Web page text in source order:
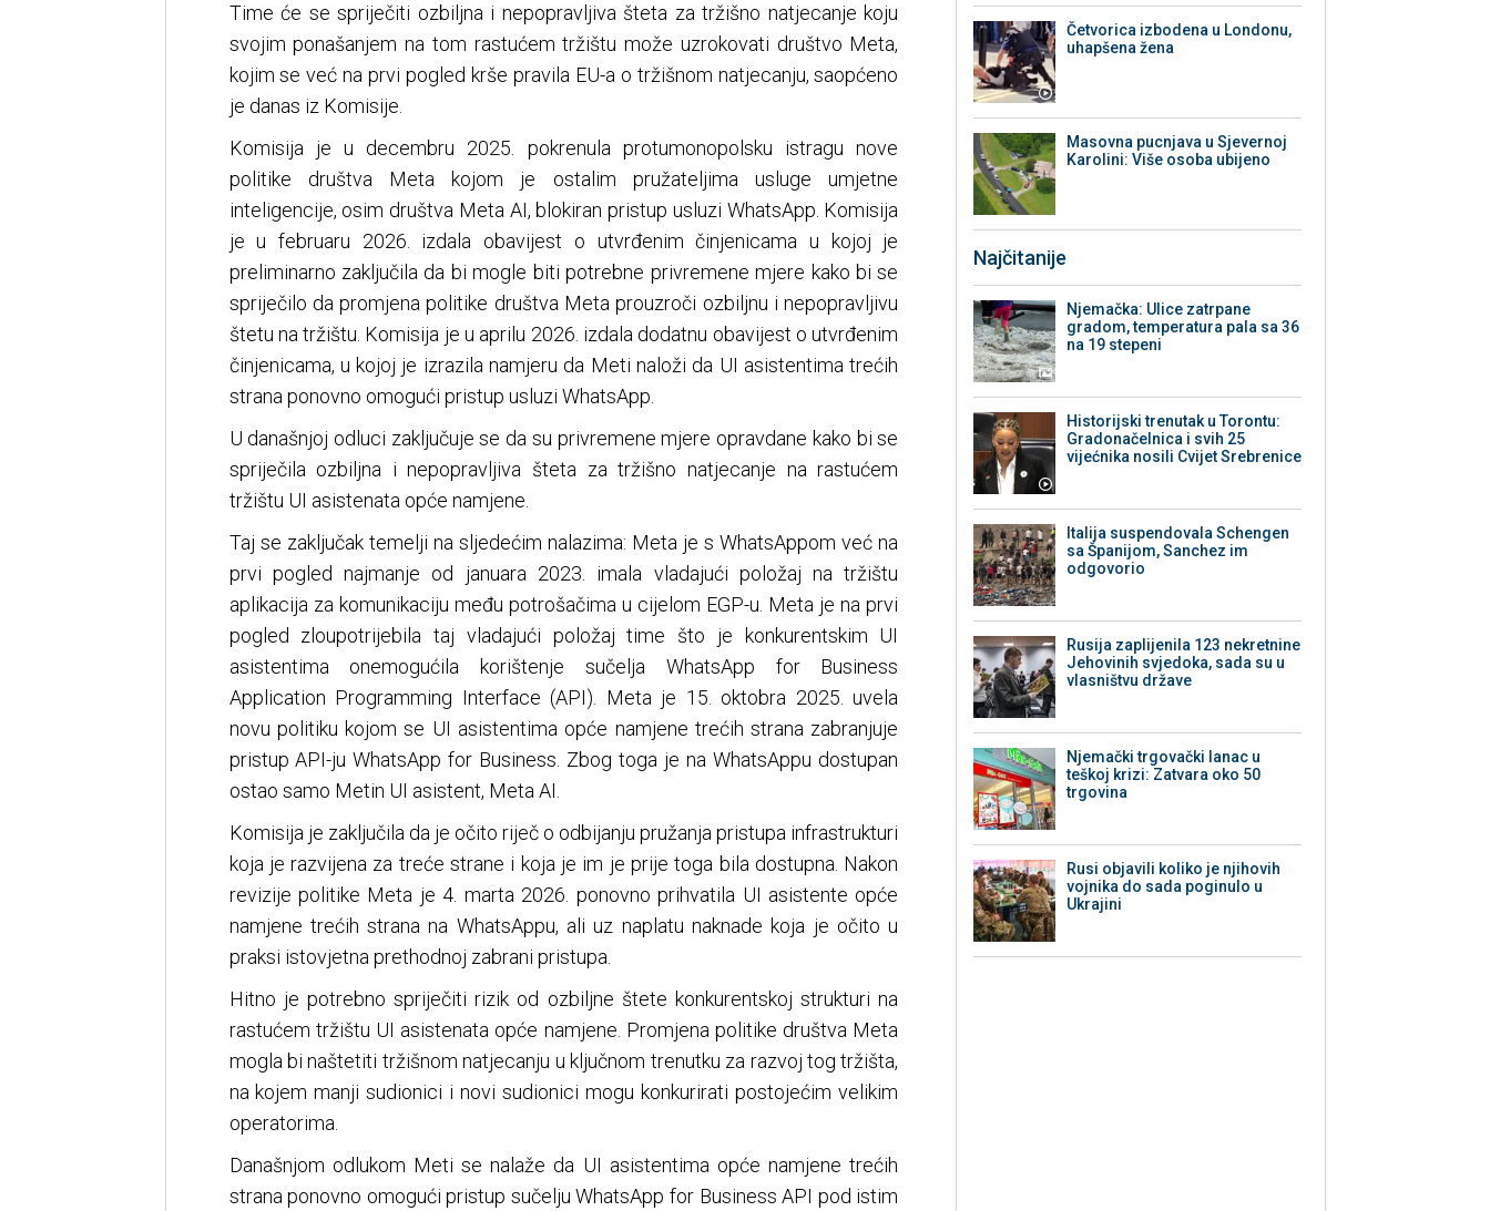
Time će se spriječiti ozbiljna i nepopravljiva šteta za tržišno natjecanje koju
svojim ponašanjem na tom rastućem tržištu može uzrokovati društvo Meta,
kojim se već na prvi pogled krše pravila EU-a o tržišnom natjecanju, saopćeno
je danas iz Komisije.
Komisija je u decembru 2025. pokrenula protumonopolsku istragu nove
politike društva Meta kojom je ostalim pružateljima usluge umjetne
inteligencije, osim društva Meta AI, blokiran pristup usluzi WhatsApp. Komisija
je u februaru 2026. izdala obavijest o utvrđenim činjenicama u kojoj je
preliminarno zaključila da bi mogle biti potrebne privremene mjere kako bi se
spriječilo da promjena politike društva Meta prouzroči ozbiljnu i nepopravljivu
štetu na tržištu. Komisija je u aprilu 2026. izdala dodatnu obavijest o utvrđenim
činjenicama, u kojoj je izrazila namjeru da Meti naloži da UI asistentima trećih
strana ponovno omogući pristup usluzi WhatsApp.
U današnjoj odluci zaključuje se da su privremene mjere opravdane kako bi se
spriječila ozbiljna i nepopravljiva šteta za tržišno natjecanje na rastućem
tržištu UI asistenata opće namjene.
Taj se zaključak temelji na sljedećim nalazima: Meta je s WhatsAppom već na
prvi pogled najmanje od januara 2023. imala vladajući položaj na tržištu
aplikacija za komunikaciju među potrošačima u cijelom EGP-u. Meta je na prvi
pogled zloupotrijebila taj vladajući položaj time što je konkurentskim UI
asistentima onemogućila korištenje sučelja WhatsApp for Business
Application Programming Interface (API). Meta je 15. oktobra 2025. uvela
novu politiku kojom se UI asistentima opće namjene trećih strana zabranjuje
pristup API-ju WhatsApp for Business. Zbog toga je na WhatsAppu dostupan
ostao samo Metin UI asistent, Meta AI.
Komisija je zaključila da je očito riječ o odbijanju pružanja pristupa infrastrukturi
koja je razvijena za treće strane i koja je im je prije toga bila dostupna. Nakon
revizije politike Meta je 4. marta 2026. ponovno prihvatila UI asistente opće
namjene trećih strana na WhatsAppu, ali uz naplatu naknade koja je očito u
praksi istovjetna prethodnoj zabrani pristupa.
Hitno je potrebno spriječiti rizik od ozbiljne štete konkurentskoj strukturi na
rastućem tržištu UI asistenata opće namjene. Promjena politike društva Meta
mogla bi naštetiti tržišnom natjecanju u ključnom trenutku za razvoj tog tržišta,
na kojem manji sudionici i novi sudionici mogu konkurirati postojećim velikim
operatorima.
Današnjom odlukom Meti se nalaže da UI asistentima opće namjene trećih
strana ponovno omogući pristup sučelju WhatsApp for Business API pod istim
Četvorica izbodena u Londonu,
uhapšena žena
Masovna pucnjava u Sjevernoj
Karolini: Više osoba ubijeno
Najčitanije
Njemačka: Ulice zatrpane
gradom, temperatura pala sa 36
na 19 stepeni
Historijski trenutak u Torontu:
Gradonačelnica i svih 25
vijećnika nosili Cvijet Srebrenice
Italija suspendovala Schengen
sa Španijom, Sanchez im
odgovorio
Rusija zaplijenila 123 nekretnine
Jehovinih svjedoka, sada su u
vlasništvu države
Njemački trgovački lanac u
teškoj krizi: Zatvara oko 50
trgovina
Rusi objavili koliko je njihovih
vojnika do sada poginulo u
Ukrajini